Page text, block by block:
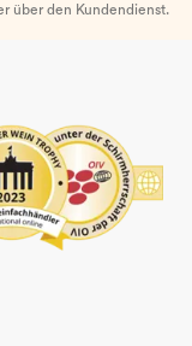
über den Kundendienst.